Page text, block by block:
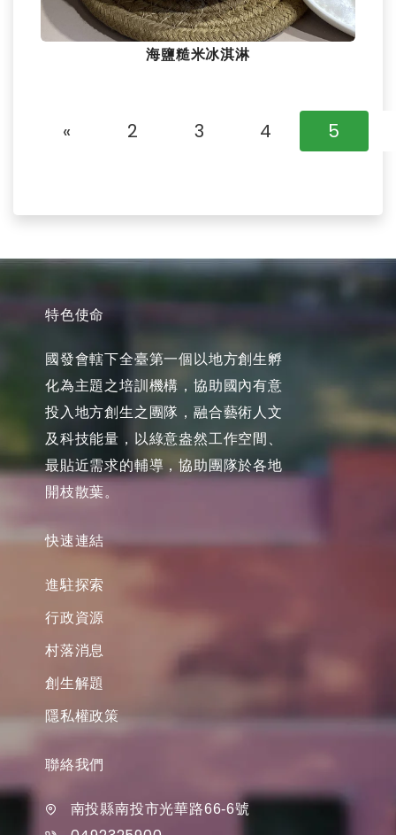
海鹽糙米冰淇淋
« 2 3 4 5
特色使命
國發會轄下全臺第一個以地方創生孵
化為主題之培訓機構，協助國內有意
投入地方創生之團隊，融合藝術人文
及科技能量，以綠意盎然工作空間、
最貼近需求的輔導，協助團隊於各地
開枝散葉。
快速連結
進駐探索
行政資源
村落消息
創生解題
隱私權政策
聯絡我們
南投縣南投市光華路66-6號